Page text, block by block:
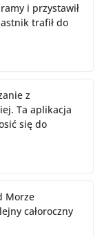
i przystawił
trafił do
z
Ta aplikacja
się do
Morze
całoroczny